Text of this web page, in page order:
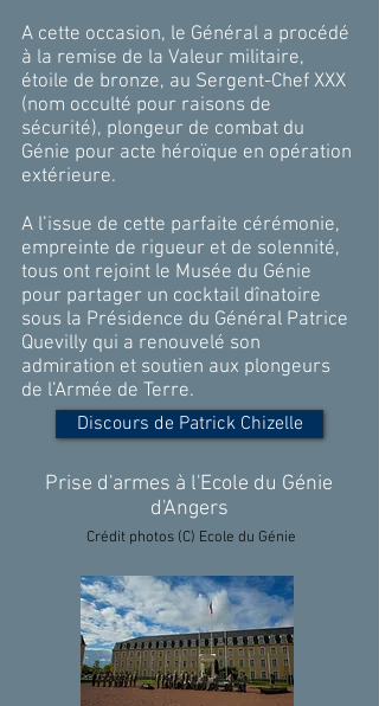
A cette occasion, le Général a procédé
à la remise de la Valeur militaire,
étoile de bronze, au Sergent-Chef XXX
(nom occulté pour raisons de
sécurité), plongeur de combat du
Génie pour acte héroïque en opération
extérieure.
A l’issue de cette parfaite cérémonie,
empreinte de rigueur et de solennité,
tous ont rejoint le Musée du Génie
pour partager un cocktail dînatoire
sous la Présidence du Général Patrice
Quevilly qui a renouvelé son
admiration et soutien aux plongeurs
de l’Armée de Terre.
Discours de Patrick Chizelle
Prise d'armes à l'Ecole du Génie
d'Angers
Crédit photos (C) Ecole du Génie